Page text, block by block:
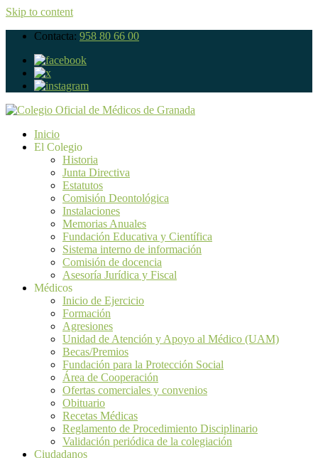
Skip to content
Contacta: 958 80 66 00
Inicio
El Colegio
Historia
Junta Directiva
Estatutos
Comisión Deontológica
Instalaciones
Memorias Anuales
Fundación Educativa y Científica
Sistema interno de información
Comisión de docencia
Asesoría Jurídica y Fiscal
Médicos
Inicio de Ejercicio
Formación
Agresiones
Unidad de Atención y Apoyo al Médico (UAM)
Becas/Premios
Fundación para la Protección Social
Área de Cooperación
Ofertas comerciales y convenios
Obituario
Recetas Médicas
Reglamento de Procedimiento Disciplinario
Validación periódica de la colegiación
Ciudadanos